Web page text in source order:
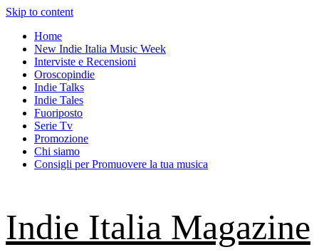
Skip to content
Home
New Indie Italia Music Week
Interviste e Recensioni
Oroscopindie
Indie Talks
Indie Tales
Fuoriposto
Serie Tv
Promozione
Chi siamo
Consigli per Promuovere la tua musica
Indie Italia Magazine